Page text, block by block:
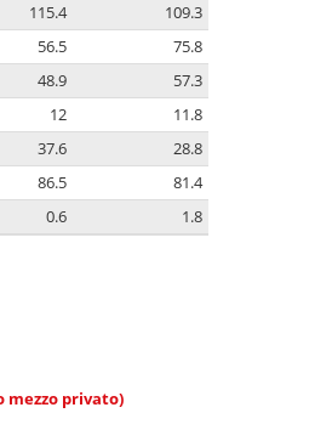
115.4
109.3
56.5
75.8
48.9
57.3
12
11.8
37.6
28.8
86.5
81.4
0.6 1.8
mezzo privato)